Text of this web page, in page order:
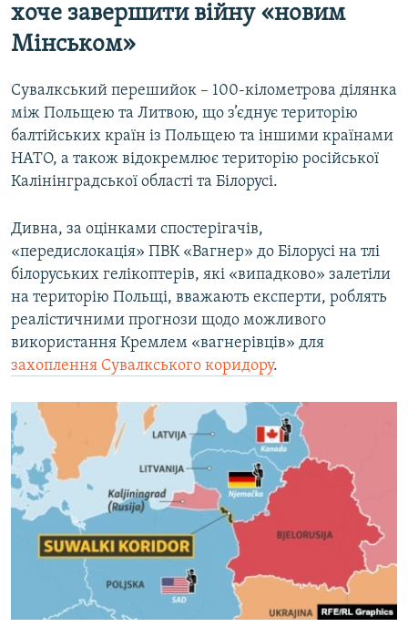
хоче завершити війну «новим
Мінськом»
Сувалкський перешийок – 100-кілометрова ділянка
між Польщею та Литвою, що з’єднує територію
балтійських країн із Польщею та іншими країнами
НАТО, а також відокремлює територію російської
Калінінградської області та Білорусі.
Дивна, за оцінками спостерігачів,
«передислокація» ПВК «Вагнер» до Білорусі на тлі
білоруських гелікоптерів, які «випадково» залетіли
на територію Польщі, вважають експерти, роблять
реалістичними прогнози щодо можливого
використання Кремлем «вагнерівців» для
захоплення Сувалкського коридору.